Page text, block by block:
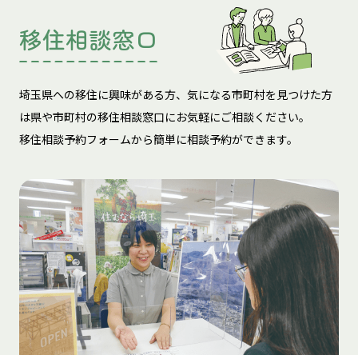
移住相談窓口
埼玉県への移住に興味がある方、気になる市町村を見つけた方
は県や市町村の移住相談窓口にお気軽にご相談ください。
移住相談予約フォームから簡単に相談予約ができます。